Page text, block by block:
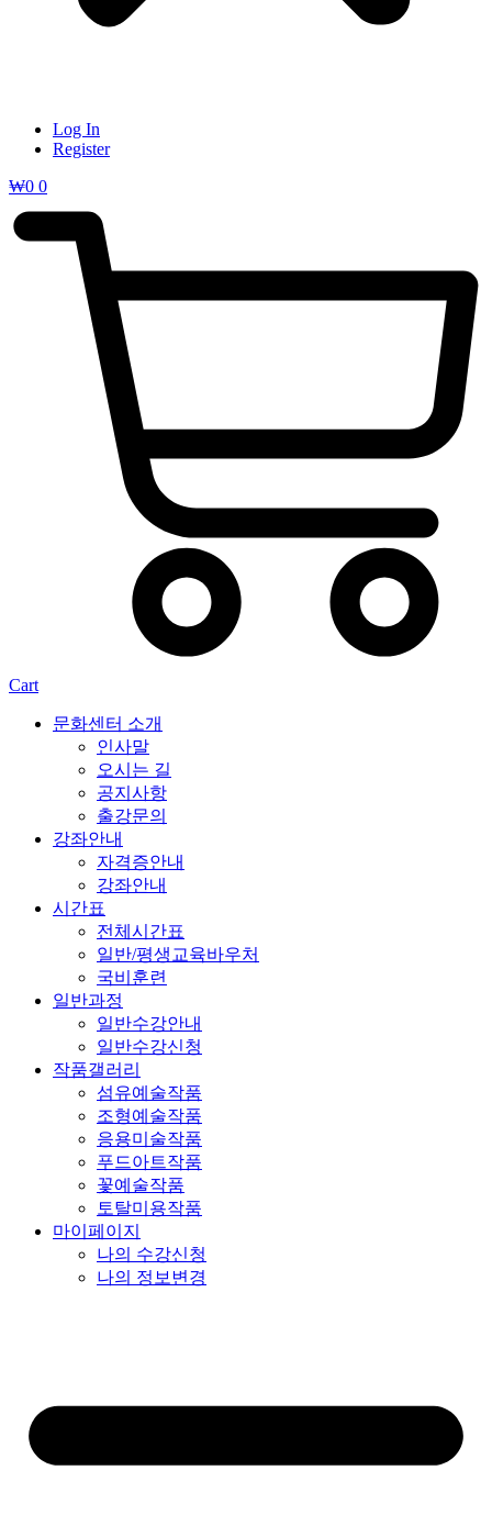
Log In
Register
₩0 0
Cart
문화센터 소개
인사말
오시는 길
공지사항
출강문의
강좌안내
자격증안내
강좌안내
시간표
전체시간표
일반/평생교육바우처
국비훈련
일반과정
일반수강안내
일반수강신청
작품갤러리
섬유예술작품
조형예술작품
응용미술작품
푸드아트작품
꽃예술작품
토탈미용작품
마이페이지
나의 수강신청
나의 정보변경